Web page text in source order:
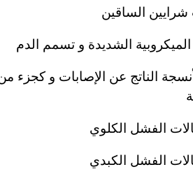
الساقين
الشديدة و تسمم الدم
الناتج عن الإصابات و كجزء
الفشل الكلوي
الفشل الكبدي